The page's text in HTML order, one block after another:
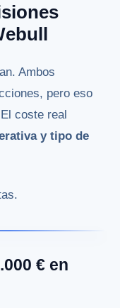
Ambos
pero eso
coste real
y tipo de
€ en